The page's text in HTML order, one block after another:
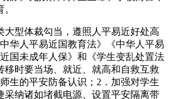
型体裁勾当，遵照人平易近好处高
华人平易近国教育法》《中华人平易
国未成年人保》和《学生变乱处置法
移时要当场、就近、就高和自救互救
生的平安防备认识；2．加强对学生
采纳诸如堵截电源、设置平安隔离带